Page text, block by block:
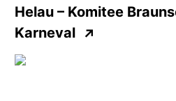
Helau – Komitee
Karneval ↗